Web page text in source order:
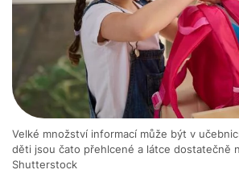
Velké množství informací může být v
děti jsou čato přehlcené a látce dostatečně
Shutterstock